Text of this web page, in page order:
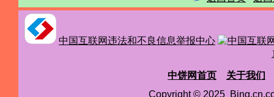
中国互联网违法和不良信息举报中心
中饼网首页
关于我们
Copyright © 2025